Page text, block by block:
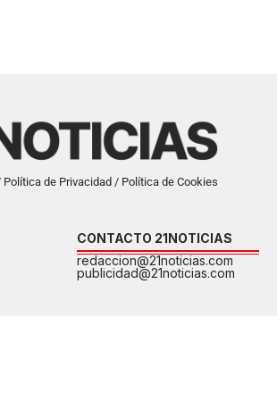
Política de Privacidad / Política de Cookies
CONTACTO 21NOTICIAS
redaccion@21noticias.com
publicidad@21noticias.com